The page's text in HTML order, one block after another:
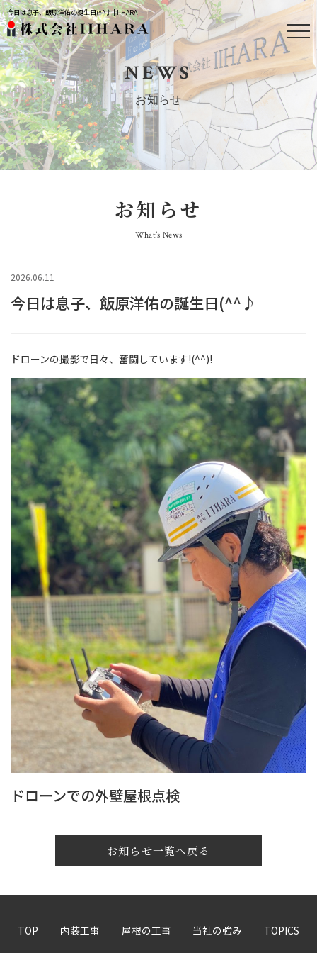
今日は息子、飯原洋佑の誕生日(^^♪ | IIHARA
NEWS
お知らせ
お知らせ
What’s News
2026.06.11
今日は息子、飯原洋佑の誕生日(^^♪
ドローンの撮影で日々、奮闘しています!(^^)!
ドローンでの外壁屋根点検
お知らせ一覧へ戻る
TOP 内装工事 屋根の工事 当社の強み TOPICS